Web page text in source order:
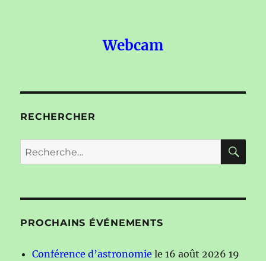
Webcam
RECHERCHER
Recherche
pour :
PROCHAINS ÉVÉNEMENTS
Conférence d’astronomie le 16 août 2026 19